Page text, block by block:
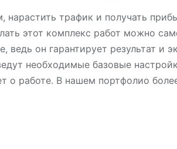
трафик и получать
этот комплекс работ можно
ведь он гарантирует результат и
необходимые базовые
о работе. В нашем портфолио